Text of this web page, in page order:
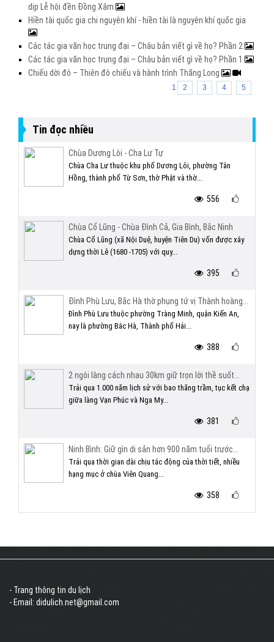
dịp Lễ hội đền Đồng Xâm
Hiền tài quốc gia chi nguyên khí - hiền tài là nguyên khí quốc gia
Các tác gia văn học trung đại – Châu bản viết gì về họ? Phần 2
Các tác gia văn học trung đại – Châu bản viết gì về họ? Phần 1
Chiếu dời đô – Thiên đô chiếu và hành trình Thăng Long
1 2 3 4 5
Tin đọc nhiều
Chùa Dương Lôi - Cha Lư Tự
Chùa Cha Lư thuộc khu phố Dương Lôi, phường Tân
Hồng, thành phố Từ Sơn, thờ Phật và thờ...
556
Chùa Cổ Lũng - Chùa Đình Cả, Gia Bình, Bắc Ninh
Chùa Cổ Lũng (xã Nội Duệ, huyện Tiên Du) vốn được xây
dựng thời Lê (1680 -1705) với quy...
395
Đình Phù Lưu, Bắc Hà thờ phụng tứ vị Thành hoàng...
Đình Phù Lưu thuộc phường Tràng Minh, quận Kiến An,
nay là phường Bắc Hà, Thành phố Hải...
388
2 ngôi làng cách nhau 30km giữ trọn lời thề suốt...
Trải qua 1.000 năm lịch sử với bao thăng trầm, tục kết chạ
giữa làng Vạn Phúc và Nga My...
381
Ninh Bình: Giữ gìn di sản hơn 900 năm tuổi trước...
Trải qua thời gian dài chịu tác động của thời tiết, nhiều
hạng mục ở chùa Viên Quang...
358
- Trang thông tin du lịch
- Email: didulich.net@gmail.com